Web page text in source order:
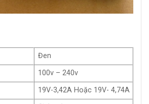
Đen
100v – 240v
19V-3,42A Hoặc 19V- 4,74A